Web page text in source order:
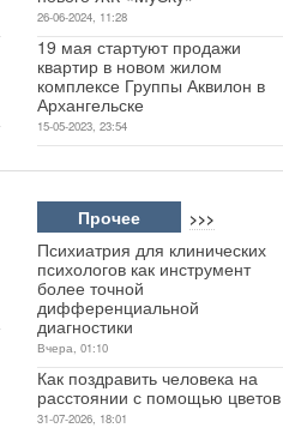
26-06-2024, 11:28
19 мая стартуют продажи
квартир в новом жилом
комплексе Группы Аквилон в
Архангельске
15-05-2023, 23:54
Прочее >>>
Психиатрия для клинических
психологов как инструмент
более точной
дифференциальной
диагностики
Вчера, 01:10
Как поздравить человека на
расстоянии с помощью цветов
31-07-2026, 18:01